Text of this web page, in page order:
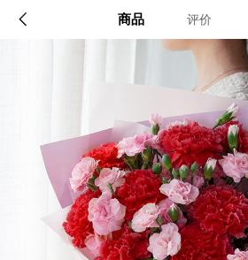
商品 评价
配送说明
确定
店铺信息
该地区暂无配送门店
确定